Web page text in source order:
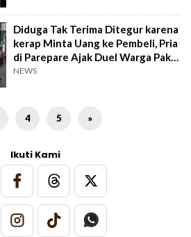
Diduga Tak Terima Ditegur karena
kerap Minta Uang ke Pembeli, Pria
di Parepare Ajak Duel Warga Pakai
Parang
NEWS
4 5 »
Ikuti Kami